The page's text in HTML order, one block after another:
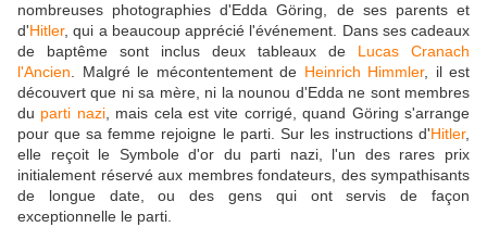
nombreuses photographies d'Edda Göring, de ses parents et
d'Hitler, qui a beaucoup apprécié l'événement. Dans ses cadeaux
de baptême sont inclus deux tableaux de Lucas Cranach
l'Ancien. Malgré le mécontentement de Heinrich Himmler, il est
découvert que ni sa mère, ni la nounou d'Edda ne sont membres
du parti nazi, mais cela est vite corrigé, quand Göring s'arrange
pour que sa femme rejoigne le parti. Sur les instructions d'Hitler,
elle reçoit le Symbole d'or du parti nazi, l'un des rares prix
initialement réservé aux membres fondateurs, des sympathisants
de longue date, ou des gens qui ont servis de façon
exceptionnelle le parti.